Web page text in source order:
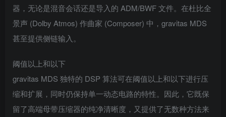
器，无论是混音会话还是导入的 ADM/BWF 文件。在杜比全
景声 (Dolby Atmos) 作曲家 (Composer) 中，gravitas MDS
甚至提供侧链输入。
阈值以上和以下
gravitas MDS 独特的 DSP 算法可在阈值以上和以下进行压
缩和扩展，同时仍保持单一动态电路的特性。因此，它既保
留了高端母带压缩器的纯净清晰度，又提供了无数种方法来